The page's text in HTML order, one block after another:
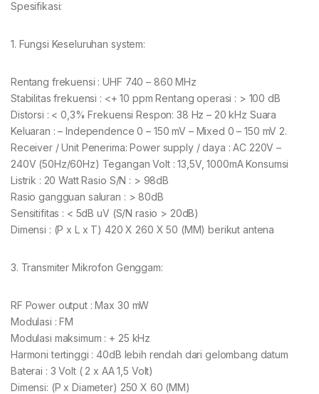
Spesifikasi:
1. Fungsi Keseluruhan system:
Rentang frekuensi : UHF 740 – 860 MHz
Stabilitas frekuensi : <+ 10 ppm Rentang operasi : > 100 dB
Distorsi : < 0,3% Frekuensi Respon: 38 Hz – 20 kHz Suara
Keluaran : – Independence 0 – 150 mV – Mixed 0 – 150 mV 2.
Receiver / Unit Penerima: Power supply / daya : AC 220V –
240V (50Hz/60Hz) Tegangan Volt : 13,5V, 1000mA Konsumsi
Listrik : 20 Watt Rasio S/N : > 98dB
Rasio gangguan saluran : > 80dB
Sensitifitas : < 5dB uV (S/N rasio > 20dB)
Dimensi : (P x L x T) 420 X 260 X 50 (MM) berikut antena
3. Transmiter Mikrofon Genggam:
RF Power output : Max 30 mW
Modulasi : FM
Modulasi maksimum : + 25 kHz
Harmoni tertinggi : 40dB lebih rendah dari gelombang datum
Baterai : 3 Volt ( 2 x AA 1,5 Volt)
Dimensi: (P x Diameter) 250 X 60 (MM)